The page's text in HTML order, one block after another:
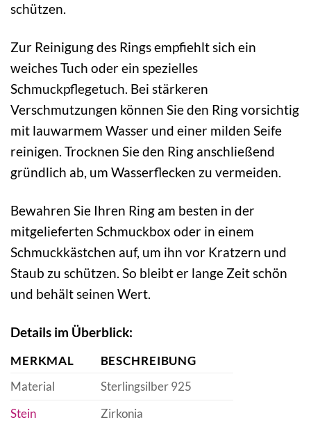
schützen.
Zur Reinigung des Rings empfiehlt sich ein
weiches Tuch oder ein spezielles
Schmuckpflegetuch. Bei stärkeren
Verschmutzungen können Sie den Ring vorsichtig
mit lauwarmem Wasser und einer milden Seife
reinigen. Trocknen Sie den Ring anschließend
gründlich ab, um Wasserflecken zu vermeiden.
Bewahren Sie Ihren Ring am besten in der
mitgelieferten Schmuckbox oder in einem
Schmuckkästchen auf, um ihn vor Kratzern und
Staub zu schützen. So bleibt er lange Zeit schön
und behält seinen Wert.
Details im Überblick:
MERKMAL
BESCHREIBUNG
Material
Sterlingsilber 925
Stein
Zirkonia